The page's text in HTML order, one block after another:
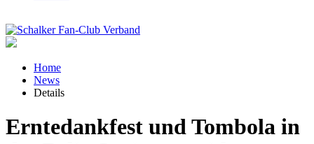
Home
News
Details
Erntedankfest und Tombola in